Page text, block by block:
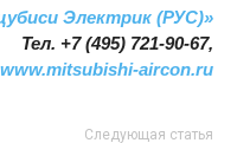
Электрик (РУС)»
Тел. +7 (495) 721-90-67,
www.mitsubishi-aircon.ru
Следующая статья